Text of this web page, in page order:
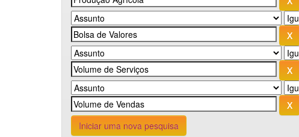
Iniciar uma nova pesquisa